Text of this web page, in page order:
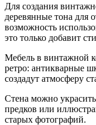
Для создания
деревянные тона для
возможность
это только добавит
Мебель в винтажной
ретро: антикварные
создадут атмосферу
Стена можно
предков или
старых фотографий.